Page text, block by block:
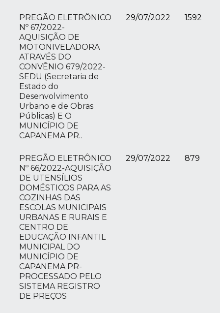
PREGÃO ELETRÔNICO
Nº 67/2022-
AQUISIÇÃO DE
MOTONIVELADORA
ATRAVÉS DO
CONVÊNIO 679/2022-
SEDU (Secretaria de
Estado do
Desenvolvimento
Urbano e de Obras
Públicas) E O
MUNICÍPIO DE
CAPANEMA PR..
29/07/2022 1592
PREGÃO ELETRÔNICO
Nº 66/2022-AQUISIÇÃO
DE UTENSÍLIOS
DOMÉSTICOS PARA AS
COZINHAS DAS
ESCOLAS MUNICIPAIS
URBANAS E RURAIS E
CENTRO DE
EDUCAÇÃO INFANTIL
MUNICIPAL DO
MUNICÍPIO DE
CAPANEMA PR-
PROCESSADO PELO
SISTEMA REGISTRO
DE PREÇOS
29/07/2022 879